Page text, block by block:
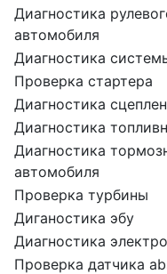
Диагностика
автомобиля
Диагностика
Проверка стартера
Диагностика
Диагностика
Диагностика
автомобиля
Проверка турбины
Диганостика эбу
Диагностика
Проверка датчика